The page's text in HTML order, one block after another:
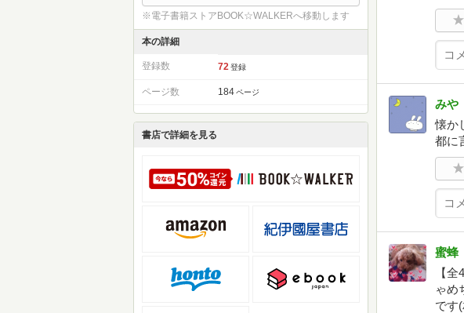
※電子書籍ストアBOOK☆WALKERへ移動します
本の詳細
登録数 72 登録
ページ数 184 ページ
書店で詳細を見る
みや
懐か
都に
蜜蜂
【
ゃめ
です